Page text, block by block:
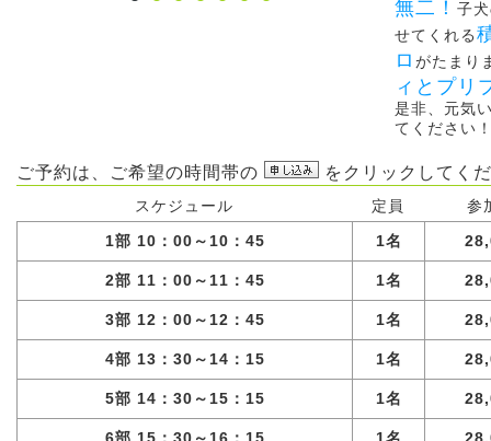
無二！ 子
せてくれる
ロ がたまり
ィとプリ
是非、元気
てください
ご予約は、ご希望の時間帯の をクリックしてく
スケジュール 定員
参
1部 10：00～10：45
1名
2部 11：00～11：45 1名
3部 12：00～12：45 1名
4部 13：30～14：15 1名
5部 14：30～15：15 1名